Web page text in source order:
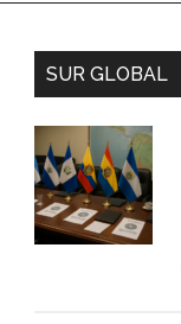
SUR GLOBAL